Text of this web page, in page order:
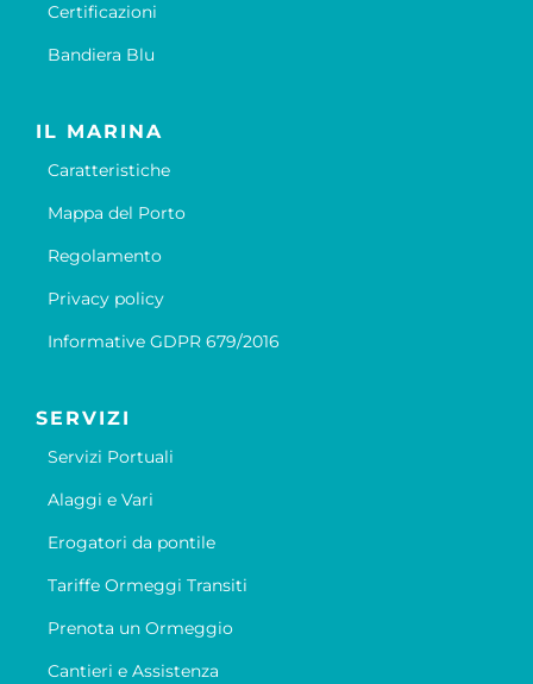
Certificazioni
Bandiera Blu
IL MARINA
Caratteristiche
Mappa del Porto
Regolamento
Privacy policy
Informative GDPR 679/2016
SERVIZI
Servizi Portuali
Alaggi e Vari
Erogatori da pontile
Tariffe Ormeggi Transiti
Prenota un Ormeggio
Cantieri e Assistenza